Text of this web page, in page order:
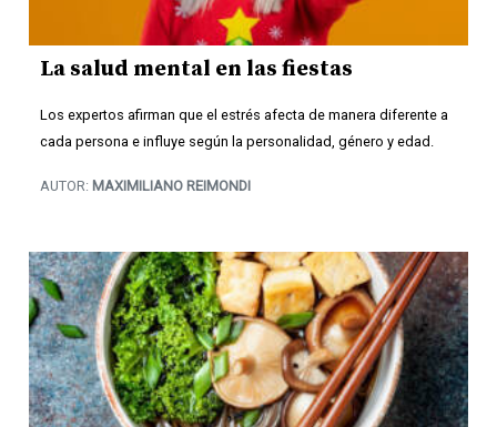
La salud mental en las fiestas
Los expertos afirman que el estrés afecta de manera diferente a
cada persona e influye según la personalidad, género y edad.
AUTOR: MAXIMILIANO REIMONDI